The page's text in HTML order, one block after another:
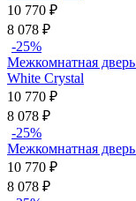
10 770 ₽
8 078 ₽
-25%
Межкомнатная
White Сrystal
10 770 ₽
8 078 ₽
-25%
Межкомнатная
10 770 ₽
8 078 ₽